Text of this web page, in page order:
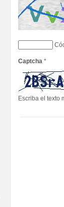
Captcha *
Escriba el texto